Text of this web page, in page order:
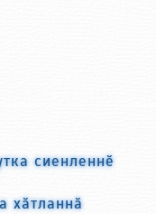
сиенленнӗ
хӑтланнӑ